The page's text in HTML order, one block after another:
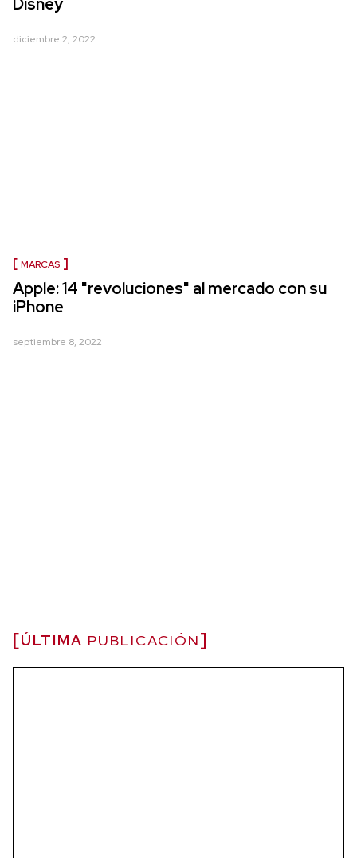
diciembre 2, 2022
MARCAS
Apple: 14 "revoluciones" al mercado con su
iPhone
septiembre 8, 2022
ÚLTIMA PUBLICACIÓN